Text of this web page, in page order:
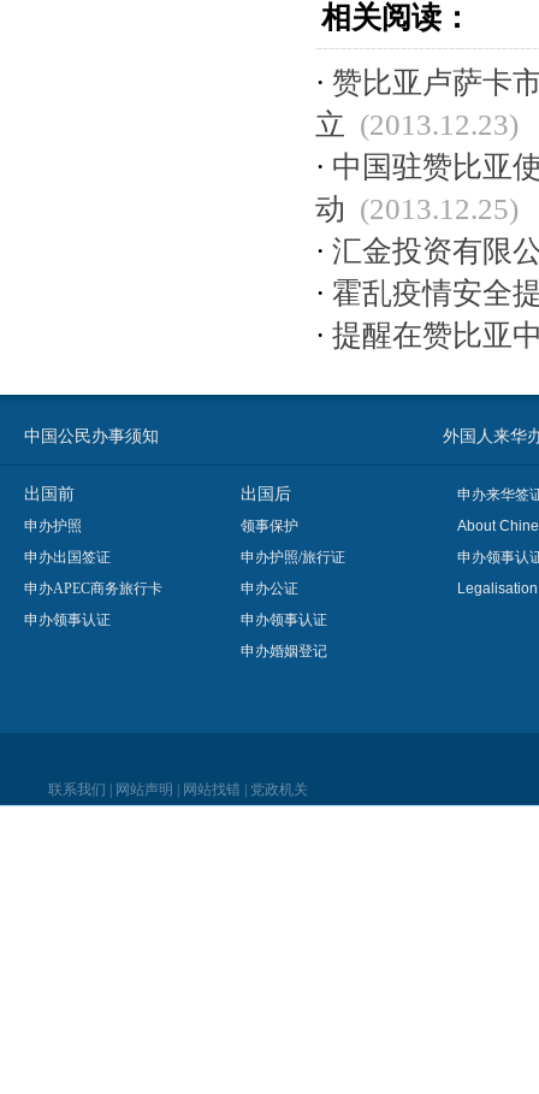
相关阅读：
· 赞比亚卢萨卡
立 (2013.12.23)
· 中国驻赞比亚
动 (2013.12.25)
· 汇金投资有限
· 霍乱疫情安全
· 提醒在赞比亚
中国公民办事须知 外国人来华
出国前
申办护照
申办出国签证
申办APEC商务旅行卡
申办领事认证
出国后
领事保护
申办护照/旅行证
申办公证
申办领事认证
申办婚姻登记
申办来华签
About
申办领事认
联系我们 网站声明 网站找错 党政机关